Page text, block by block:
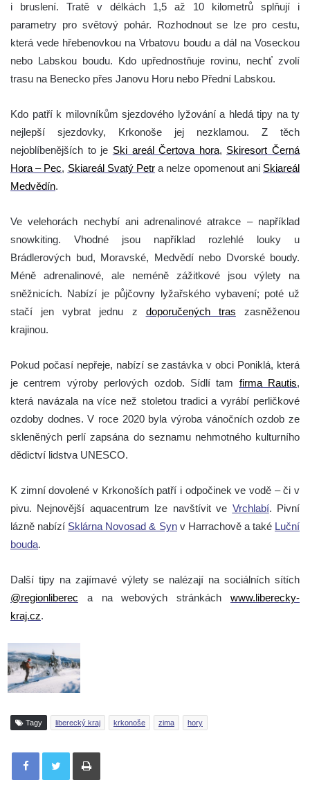
i bruslení. Tratě v délkách 1,5 až 10 kilometrů splňují i
parametry pro světový pohár. Rozhodnout se lze pro cestu,
která vede hřebenovkou na Vrbatovu boudu a dál na Voseckou
nebo Labskou boudu. Kdo upřednostňuje rovinu, nechť zvolí
trasu na Benecko přes Janovu Horu nebo Přední Labskou.
Kdo patří k milovníkům sjezdového lyžování a hledá tipy na ty
nejlepší sjezdovky, Krkonoše jej nezklamou. Z těch
nejoblíbenějších to je Ski areál Čertova hora, Skiresort Černá
Hora – Pec, Skiareál Svatý Petr a nelze opomenout ani Skiareál
Medvědín.
Ve velehorách nechybí ani adrenalinové atrakce – například
snowkiting. Vhodné jsou například rozlehlé louky u
Brádlerových bud, Moravské, Medvědí nebo Dvorské boudy.
Méně adrenalinové, ale neméně zážitkové jsou výlety na
sněžnicích. Nabízí je půjčovny lyžařského vybavení; poté už
stačí jen vybrat jednu z doporučených tras zasněženou
krajinou.
Pokud počasí nepřeje, nabízí se zastávka v obci Poniklá, která
je centrem výroby perlových ozdob. Sídlí tam firma Rautis,
která navázala na více než stoletou tradici a vyrábí perličkové
ozdoby dodnes. V roce 2020 byla výroba vánočních ozdob ze
skleněných perlí zapsána do seznamu nehmotného kulturního
dědictví lidstva UNESCO.
K zimní dovolené v Krkonoších patří i odpočinek ve vodě – či v
pivu. Nejnovější aquacentrum lze navštívit ve Vrchlabí. Pivní
lázně nabízí Sklárna Novosad & Synv Harrachově a také Luční
bouda.
Další tipy na zajímavé výlety se nalézají na sociálních sítích
@regionliberec a na webových stránkách www.liberecky-
kraj.cz.
Tagy liberecký kraj krkonoše zima hory
Tisknout